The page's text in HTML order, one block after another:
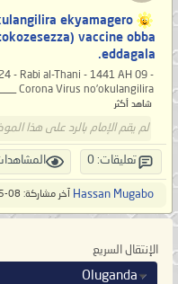
ekyamagero
vaccine obba
eddagala.
- Rabi al-Thani - 1441 AH 09 -
Corona Virus no’okulangilira...
شاهد أكثر
لم يقم الإمام بالرد على هذا
تعليقات: 0 المشاهدات:
Hassan Mugabo آخر مشاركة: 08-05-2021,
الإنتقال السريع
Oluganda